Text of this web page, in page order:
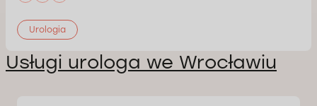
Urologia
Usługi urologa we Wrocławiu